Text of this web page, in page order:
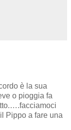
è la sua
o pioggia fa
Pippo a fare una